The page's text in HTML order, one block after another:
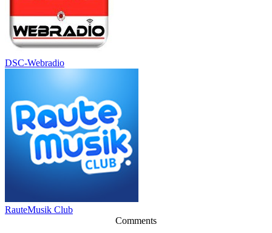
DSC-Webradio
RauteMusik Club
Comments